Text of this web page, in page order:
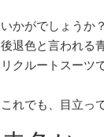
いかがでしょうか？
後退色と言われる
リクルートスーツ
これでも、目立っ